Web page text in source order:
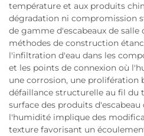
température et aux produits
dégradation ni compromission
de gamme d'escabeaux de
méthodes de construction
l'infiltration d'eau dans les
et les points de connexion où
une corrosion, une prolifération
défaillance structurelle au fil du
surface des produits
l'humidité implique des
texture favorisant un